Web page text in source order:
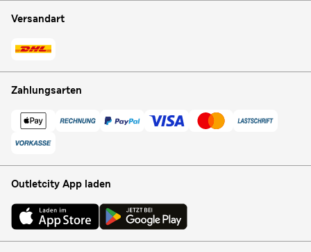
Versandart
Zahlungsarten
Outletcity App laden